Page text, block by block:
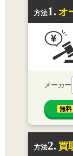
方法1. オ
メーカー
無料
方法2. 買